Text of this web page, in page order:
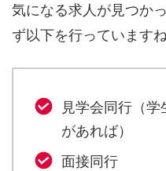
気になる求人が見つか
ず以下を行っていますね
見学会同行（
があれば）
面接同行